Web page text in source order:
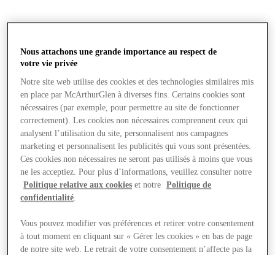
Nous attachons une grande importance au respect de
votre vie privée
Notre site web utilise des cookies et des technologies similaires mis
en place par McArthurGlen à diverses fins. Certains cookies sont
nécessaires (par exemple, pour permettre au site de fonctionner
correctement). Les cookies non nécessaires comprennent ceux qui
analysent l’utilisation du site, personnalisent nos campagnes
marketing et personnalisent les publicités qui vous sont présentées.
Ces cookies non nécessaires ne seront pas utilisés à moins que vous
ne les acceptiez. Pour plus d’informations, veuillez consulter notre
Politique relative aux cookies et notre
Politique de
confidentialité.
Vous pouvez modifier vos préférences et retirer votre consentement
à tout moment en cliquant sur « Gérer les cookies » en bas de page
de notre site web. Le retrait de votre consentement n’affecte pas la